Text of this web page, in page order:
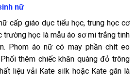
nữ
cấp giáo dục tiểu học, trung học cơ
trường học là mẫu áo sơ mi trắng tinh
Phom áo nữ có may phần chít eo
thêm chiếc khăn quàng đỏ trông
liệu vải Kate silk hoặc Kate gân là